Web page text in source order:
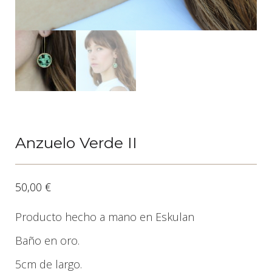
Anzuelo Verde II
50,00 €
Producto hecho a mano en Eskulan
Baño en oro.
5cm de largo.